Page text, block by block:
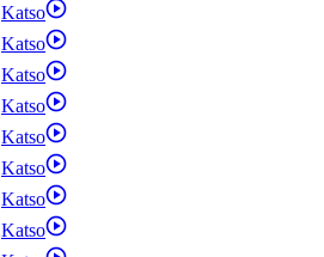
Katso
Katso
Katso
Katso
Katso
Katso
Katso
Katso